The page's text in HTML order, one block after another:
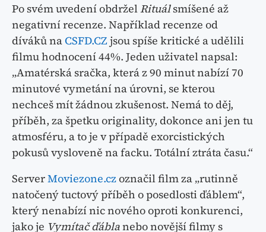
Po svém uvedení obdrželRituálsmíšené až
negativní recenze. Například recenze od
díváků naCSFD.CZ jsou spíše kritické a udělili
filmu hodnocení 44%. Jeden uživatel napsal:
„Amatérská sračka, která z 90 minut nabízí 70
minutové vymetání na úrovni, se kterou
nechceš mít žádnou zkušenost. Nemá to děj,
příběh, za špetku originality, dokonce ani jen tu
atmosféru, a to je v případě exorcistických
pokusů vysloveně na facku. Totální ztráta času.“
ServerMoviezone.czoznačil film za „rutinně
natočený tuctový příběh o posedlosti ďáblem“,
který nenabízí nic nového oproti konkurenci,
jako je Vymítač ďáblanebo novější filmy s